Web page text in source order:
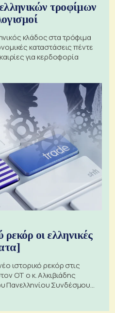
τροφίμων
κλάδος στα τρόφιμα
καταστάσεις πέντε
για κερδοφορία
ρεκόρ οι ελληνικές
ιστορικό ρεκόρ στις
ΟΤ ο κ. Αλκιβιάδης
Πανελληνίου Συνδέσμου